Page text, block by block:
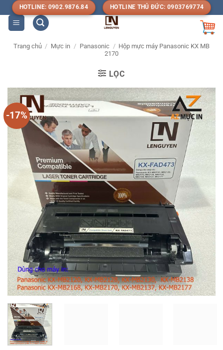
qua
nội
dung
HOTLINE: 0902.9876.84 HOTLINE THỦ ĐỨC: 0903769774
Trang chủ / Mực in / Panasonic / Hộp mực máy Panasonic KX MB
2170
LỌC
-17%